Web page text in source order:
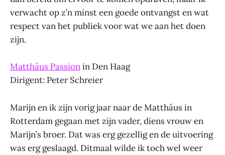
verwacht op z’n minst een goede ontvangst en wat
respect van het publiek voor wat we aan het doen
zijn.
Matthäus Passionin Den Haag
Dirigent: Peter Schreier
Marijn en ik zijn vorig jaar naar de Matthäus in
Rotterdam gegaan met zijn vader, diens vrouw en
Marijn’s broer. Dat was erg gezellig en de uitvoering
was erg geslaagd. Ditmaal wilde ik toch wel weer